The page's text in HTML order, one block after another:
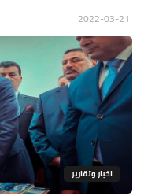
اخبار وتقارير